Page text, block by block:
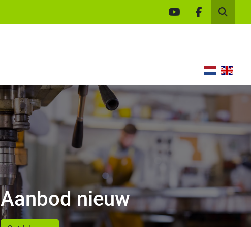
youtubefacebook
Zoek
Aanbod nieuw